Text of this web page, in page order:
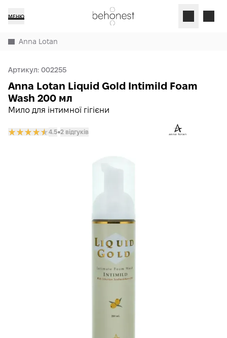
МЕНЮ
Anna Lotan
Артикул: 002255
Мило для інтимної гігієни
Anna Lotan Liquid Gold Intimild Foam
Wash 200 мл
4.5𒊹2 відгуків